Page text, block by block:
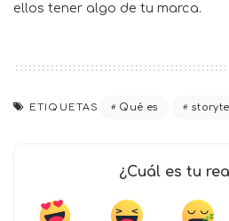
ellos tener algo de tu marca.
ETIQUETAS Qué es
¿Cuál es tu